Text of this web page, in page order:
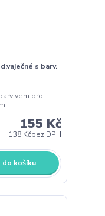
s barv.
pro
155 Kč
138 Kčbez DPH
do košíku